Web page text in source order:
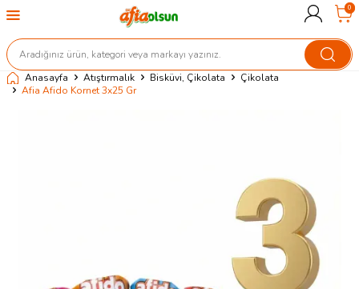
0
Anasayfa Atıştırmalık Bisküvi, Çikolata
Çikolata
Afia Afido Kornet 3x25 Gr